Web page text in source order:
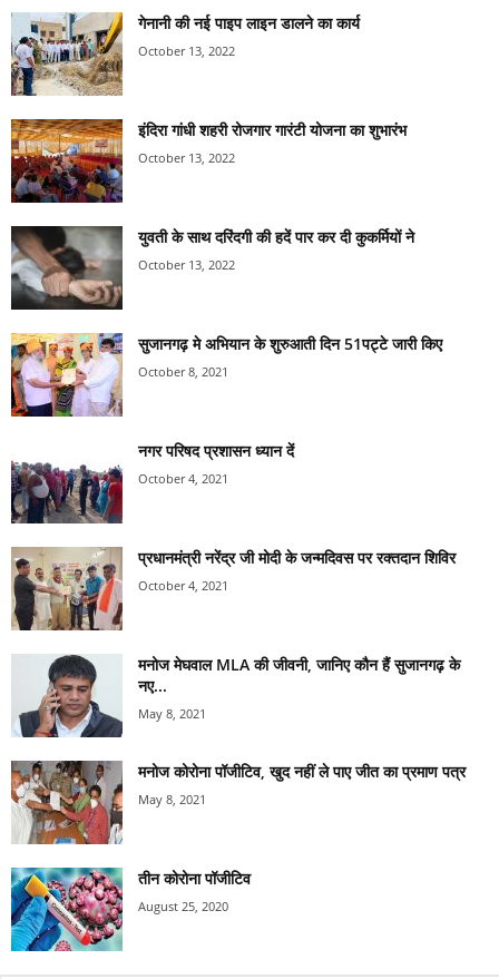
गेनानी की नई पाइप लाइन डालने का कार्य
October 13, 2022
इंदिरा गांधी शहरी रोजगार गारंटी योजना का शुभारंभ
October 13, 2022
युवती के साथ दरिंदगी की हदें पार कर दी कुकर्मियों ने
October 13, 2022
सुजानगढ़ मे अभियान के शुरुआती दिन 51पट्टे जारी किए
October 8, 2021
नगर परिषद प्रशासन ध्यान दें
October 4, 2021
प्रधानमंत्री नरेंद्र जी मोदी के जन्मदिवस पर रक्तदान शिविर
October 4, 2021
मनोज मेघवाल MLA की जीवनी, जानिए कौन हैं सुजानगढ़ के
नए...
May 8, 2021
मनोज कोरोना पॉजीटिव, खुद नहीं ले पाए जीत का प्रमाण पत्र
May 8, 2021
तीन कोरोना पॉजीटिव
August 25, 2020